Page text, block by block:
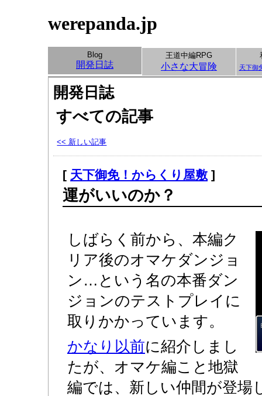
werepanda.jp
Blog
開発日誌
王道中編RPG
小さな大冒険 天下御
開発日誌
すべての記事
<< 新しい記事
[ 天下御免！からくり屋敷 ]
運がいいのか？
しばらく前から、本編ク
リア後のオマケダンジョ
ン…という名の本番ダン
ジョンのテストプレイに
取りかかっています。
かなり以前に紹介しまし
たが、オマケ編こと地獄
編では、新しい仲間が登場